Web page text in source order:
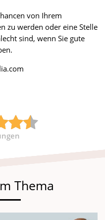
von Ihrem
zu werden oder eine Stelle
sind, wenn Sie gute
Thema